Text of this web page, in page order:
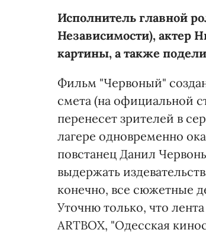
Исполнитель главной
Независимости), актер
картины, а также
Фильм "Червоный"
смета (на официальной
перенесет зрителей в
лагере одновременно
повстанец Данил
выдержать
конечно, все сюжетные
Уточню только, что
ARTBOX, "Одесская